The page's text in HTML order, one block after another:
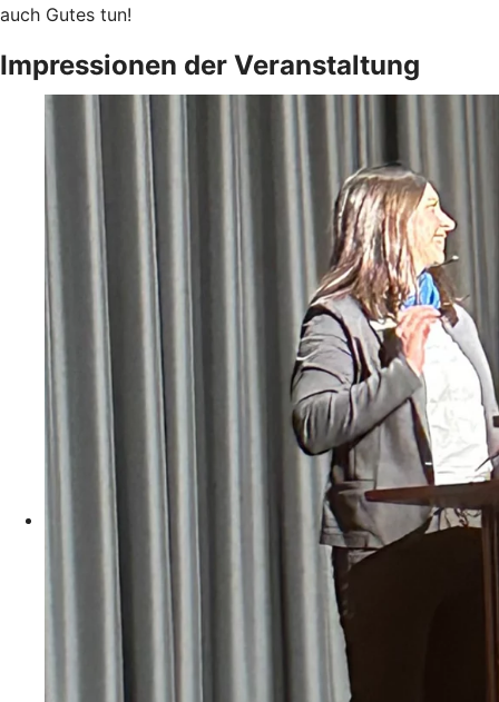
auch Gutes tun!
Impressionen der Veranstaltung